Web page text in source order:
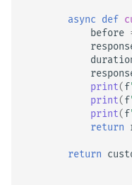
async def
before
print(f
print(f
print(f
return
return